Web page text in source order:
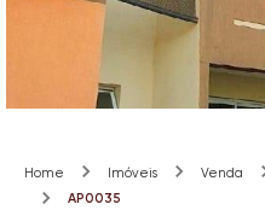
Home Imóveis Venda
AP0035